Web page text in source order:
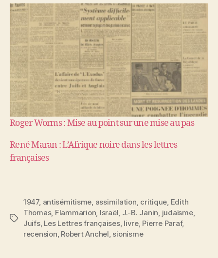
Roger Worms : Mise au point sur une mise au pas
René Maran : L’Afrique noire dans les lettres
françaises
Étiquettes
1947, antisémitisme, assimilation, critique, Edith
Thomas, Flammarion, Israël, J.-B. Janin, judaïsme,
Juifs, Les Lettres françaises, livre, Pierre Paraf,
recension, Robert Anchel, sionisme